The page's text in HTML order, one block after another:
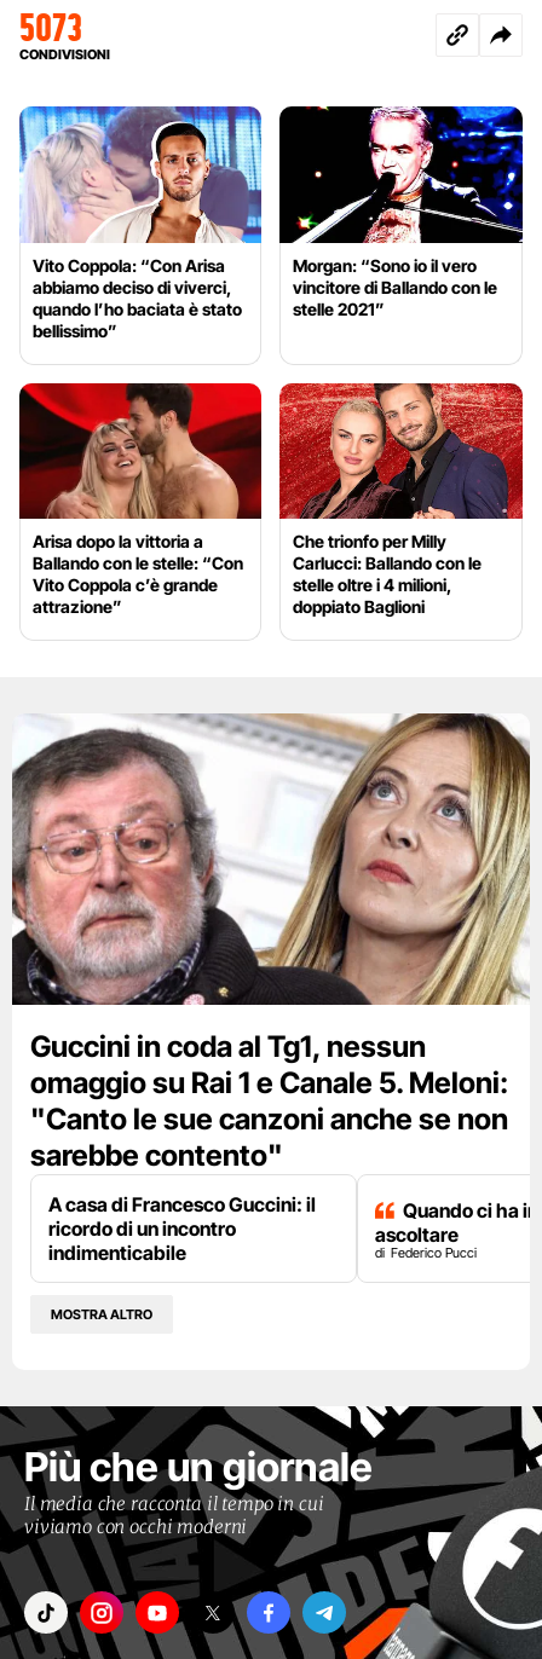
5073
CONDIVISIONI
Vito Coppola: “Con Arisa
abbiamo deciso di viverci,
quando l’ho baciata è stato
bellissimo”
Morgan: “Sono io il vero
vincitore di Ballando con le
stelle 2021”
Arisa dopo la vittoria a
Ballando con le stelle: “Con
Vito Coppola c’è grande
attrazione”
Che trionfo per Milly
Carlucci: Ballando con le
stelle oltre i 4 milioni,
doppiato Baglioni
Guccini in coda al Tg1, nessun
omaggio su Rai 1 e Canale 5. Meloni:
"Canto le sue canzoni anche se non
sarebbe contento"
A casa di Francesco Guccini: il
ricordo di un incontro
indimenticabile
Quando ci ha
ascoltare
Federico Pucci
MOSTRA ALTRO
Più che un giornale
Il media che racconta il tempo in cui
viviamo con occhi moderni